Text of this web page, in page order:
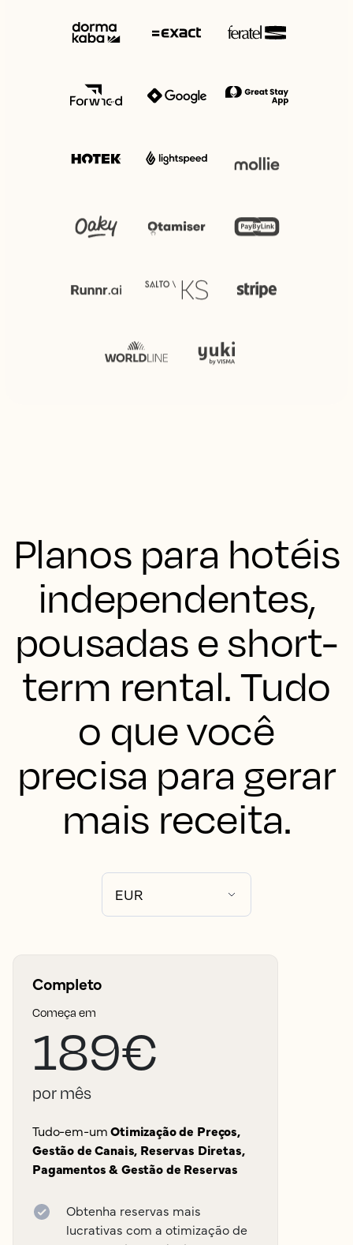
Planos para hotéis
independentes,
pousadas e short-
term rental. Tudo
o que você
precisa para gerar
mais receita.
Completo
Começa em
189€
por mês
Tudo-em-umOtimização de Preços,
Gestão de Canais, Reservas Diretas,
Pagamentos & Gestão de Reservas
Obtenha reservas mais
lucrativas com a otimização de